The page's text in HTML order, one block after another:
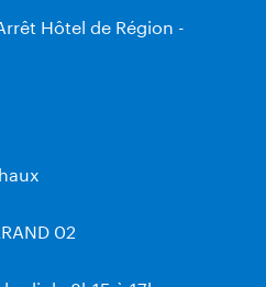
Hôtel de Région -
02